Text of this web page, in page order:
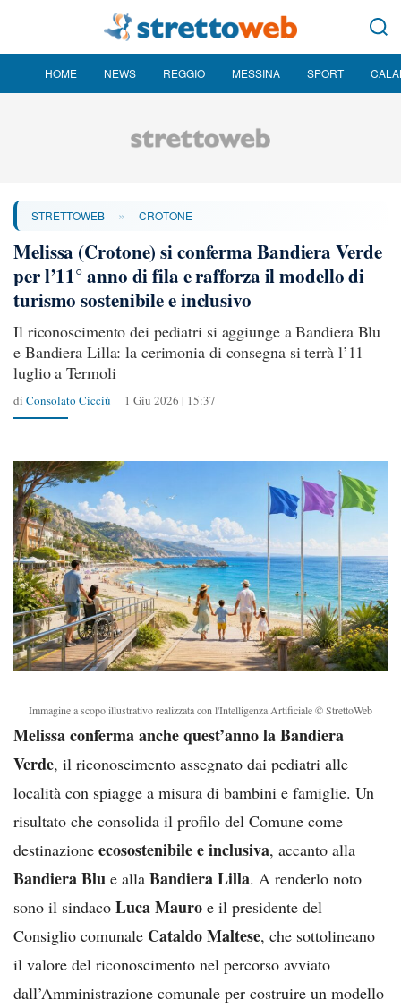
HOME NEWS REGGIO MESSINA SPORT
STRETTOWEB » CROTONE
Melissa (Crotone) si conferma Bandiera Verde
per l’11° anno di fila e rafforza il modello di
turismo sostenibile e inclusivo
Il riconoscimento dei pediatri si aggiunge a Bandiera Blu
e Bandiera Lilla: la cerimonia di consegna si terrà l’11
luglio a Termoli
di Consolato Cicciù 1 Giu 2026 | 15:37
Immagine a scopo illustrativo realizzata con l'Intelligenza Artificiale © StrettoWeb
Melissa conferma anche quest’anno la Bandiera
Verde, il riconoscimento assegnato dai pediatri alle
località con spiagge a misura di bambini e famiglie. Un
risultato che consolida il profilo del Comune come
destinazione ecosostenibile e inclusiva, accanto alla
Bandiera Blu e alla Bandiera Lilla. A renderlo noto
sono il sindaco Luca Mauro e il presidente del
Consiglio comunale Cataldo Maltese, che sottolineano
il valore del riconoscimento nel percorso avviato
dall’Amministrazione comunale per costruire un modello